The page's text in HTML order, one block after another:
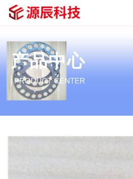
产品中心
PRODUCT CENTER